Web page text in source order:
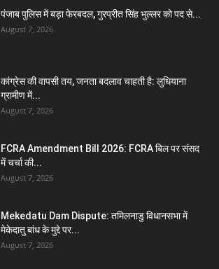
पंजाब पुलिस में बड़ा फेरबदल, गुरप्रीत सिंह भुल्लर को पद से...
August 7, 2026
कांग्रेस की वापसी तय, जनता बदलाव चाहती है: लुधियाना
ग्रामीण में...
August 7, 2026
FCRA Amendment Bill 2026: FCRA बिल पर संसद
में चर्चा की...
August 7, 2026
Mekedatu Dam Dispute: तमिलनाडु विधानसभा में
मेकेदातु बांध के मुद्दे पर...
August 7, 2026